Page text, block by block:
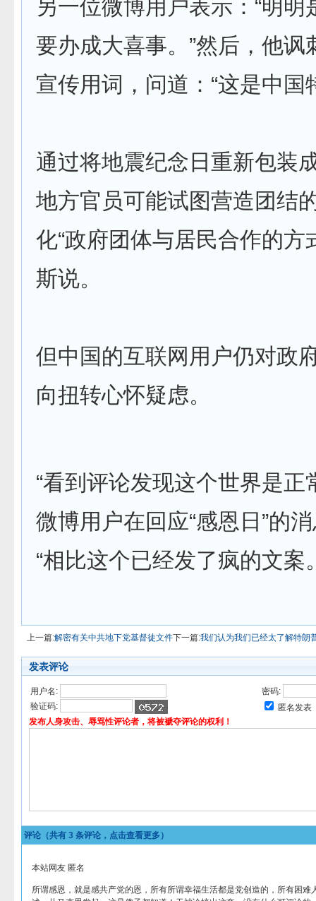
另一位微博用户表示：“明明
要办成大喜事。”然后，他讽
宣传用词，问道：“这是中国
通过将地震纪念日重新包装
地方官员可能试图营造团结
化“政府团体与居民合作的方
斯说。
但中国的互联网用户仍对政
向扭转心怀疑虑。
“看到评论发现这个世界是正
微博用户在回应“感恩日”的
“相比这个已经发了疯的文案
上一篇:解密有关中共地下党基督徒文件下一篇:我们认为我们已经太了解特
发表评论
用户名:
密码:
验证码:
匿名发表
发布人身攻击、辱骂性评论者，将被褫夺评论的权利！
评论（共有 3 条评论，点击查看更多）
本站网友 匿名
所谓感恩，就是感共产党的恩，所有所谓幸福生活都是党创造的，所有困难